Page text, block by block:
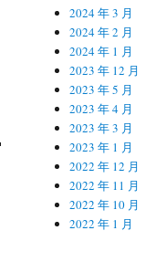
2024 年 3 月
2024 年 2 月
2024 年 1 月
2023 年 12 月
2023 年 5 月
2023 年 4 月
2023 年 3 月
2023 年 1 月
2022 年 12 月
2022 年 11 月
2022 年 10 月
2022 年 1 月